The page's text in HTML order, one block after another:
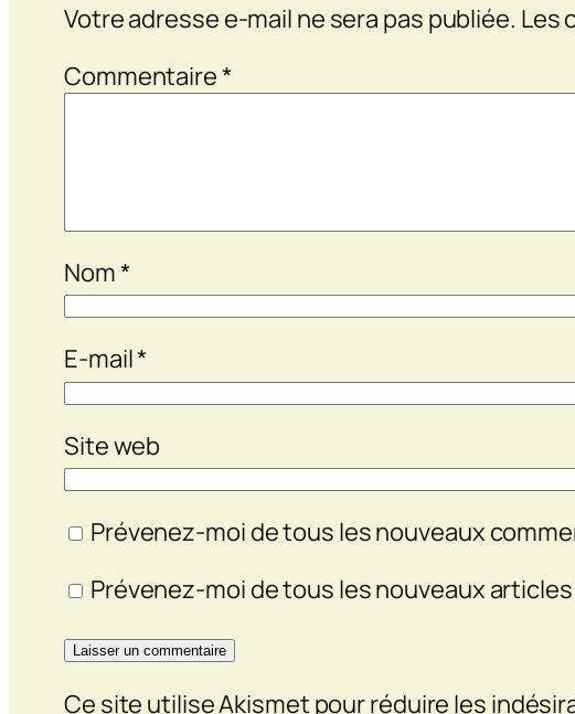
Votre adresse e-mail ne sera pas publiée. Les
Commentaire*
Nom*
E-mail*
Site web
Prévenez-moi de tous les nouveaux
Prévenez-moi de tous les nouveaux
Ce site utilise Akismet pour réduire les